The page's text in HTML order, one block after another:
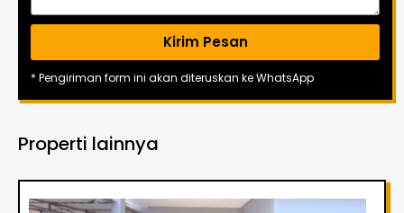
Kirim Pesan
* Pengiriman form ini akan diteruskan ke WhatsApp
Properti lainnya